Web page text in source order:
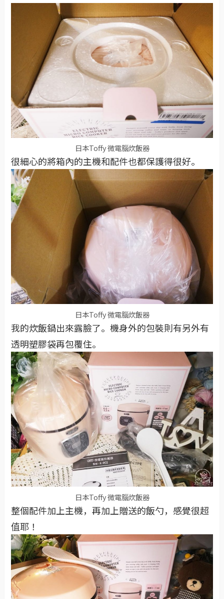
日本Toffy 微電腦炊飯器
很細心的將箱內的主機和配件也都保護得很好。
日本Toffy 微電腦炊飯器
我的炊飯鍋出來露臉了。機身外的包裝則有另外有
透明塑膠袋再包覆住。
日本Toffy 微電腦炊飯器
整個配件加上主機，再加上贈送的飯勺，感覺很超
值耶！